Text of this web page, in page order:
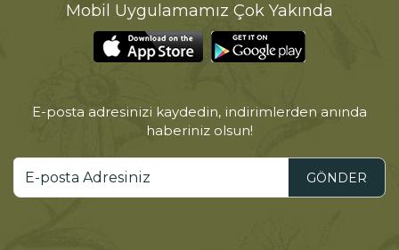
Mobil Uygulamamız Çok Yakında
E-posta adresinizi kaydedin, indirimlerden anında
haberiniz olsun!
GÖNDER